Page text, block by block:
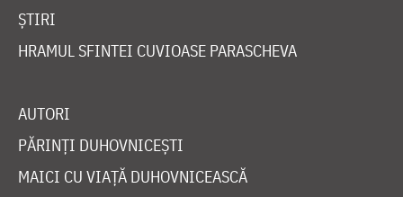
ȘTIRI
HRAMUL SFINTEI CUVIOASE PARASCHEVA
AUTORI
PĂRINȚI DUHOVNICEȘTI
MAICI CU VIAȚĂ DUHOVNICEASCĂ